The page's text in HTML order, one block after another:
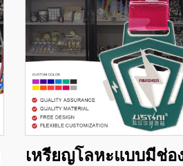
เหรียญโลหะแบบมีช่อ